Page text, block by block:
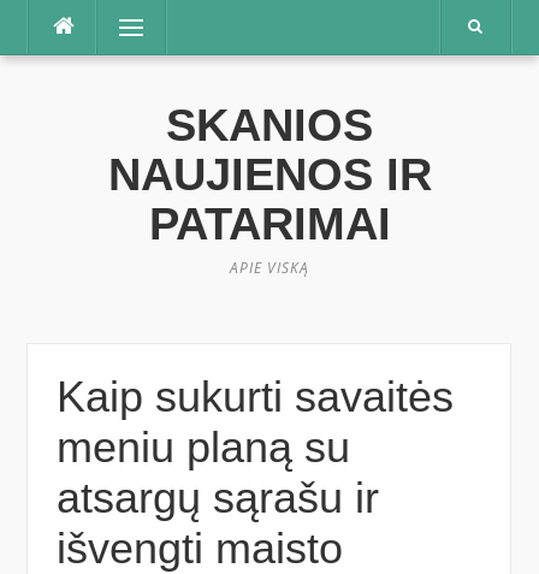
Praleisti
Meniu
SKANIOS
NAUJIENOS IR
PATARIMAI
APIE VISKĄ
Kaip sukurti savaitės
meniu planą su
atsargų sąrašu ir
išvengti maisto